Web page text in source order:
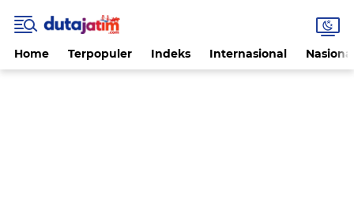
Home Terpopuler Indeks Internasional